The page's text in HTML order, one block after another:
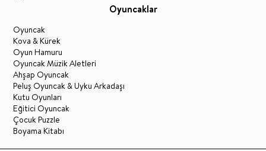
Oyuncaklar
Oyuncak
Kova & Kürek
Oyun Hamuru
Oyuncak Müzik Aletleri
Ahşap Oyuncak
Peluş Oyuncak & Uyku Arkadaşı
Kutu Oyunları
Eğitici Oyuncak
Çocuk Puzzle
Boyama Kitabı